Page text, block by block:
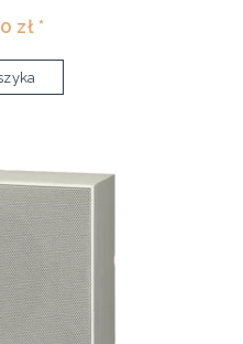
zł *